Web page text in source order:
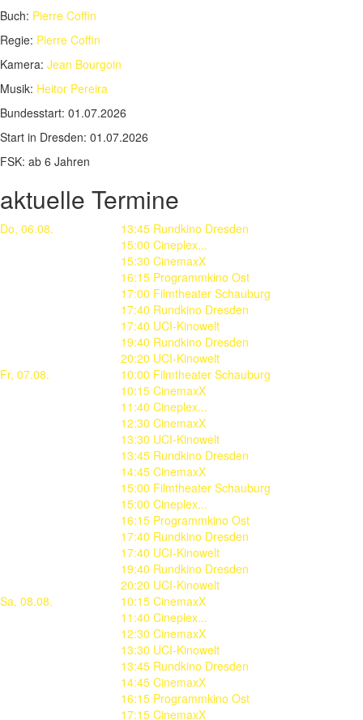
Buch: Pierre Coffin
Regie: Pierre Coffin
Kamera: Jean Bourgoin
Musik: Heitor Pereira
Bundesstart: 01.07.2026
Start in Dresden: 01.07.2026
FSK: ab 6 Jahren
aktuelle Termine
Do, 06.08.
13:45 Rundkino Dresden
15:00 Cineplex...
15:30 CinemaxX
16:15 Programmkino Ost
17:00 Filmtheater Schauburg
17:40 Rundkino Dresden
17:40 UCI-Kinowelt
19:40 Rundkino Dresden
20:20 UCI-Kinowelt
Fr, 07.08.
10:00 Filmtheater Schauburg
10:15 CinemaxX
11:40 Cineplex...
12:30 CinemaxX
13:30 UCI-Kinowelt
13:45 Rundkino Dresden
14:45 CinemaxX
15:00 Filmtheater Schauburg
15:00 Cineplex...
16:15 Programmkino Ost
17:40 Rundkino Dresden
17:40 UCI-Kinowelt
19:40 Rundkino Dresden
20:20 UCI-Kinowelt
Sa, 08.08.
10:15 CinemaxX
11:40 Cineplex...
12:30 CinemaxX
13:30 UCI-Kinowelt
13:45 Rundkino Dresden
14:45 CinemaxX
16:15 Programmkino Ost
17:15 CinemaxX